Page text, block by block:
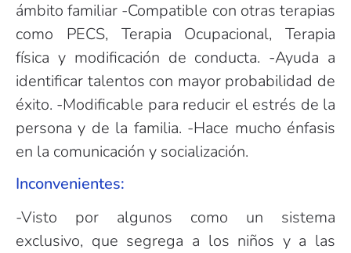
ámbito familiar -Compatible con otras terapias
como PECS, Terapia Ocupacional, Terapia
física y modificación de conducta. -Ayuda a
identificar talentos con mayor probabilidad de
éxito. -Modificable para reducir el estrés de la
persona y de la familia. -Hace mucho énfasis
en la comunicación y socialización.
Inconvenientes:
-Visto por algunos como un sistema
exclusivo, que segrega a los niños y a las